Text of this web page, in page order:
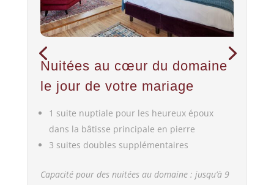
Capacité d’accueil par nuit au Domaine de Badine,
gîte et tipis compris : 40 couchages
Entamez un nouveau
chapitre ensemble, le cœur